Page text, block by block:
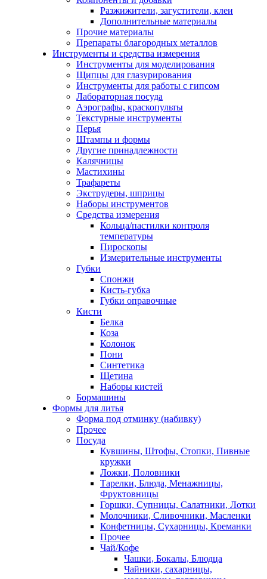
Разжижители, загустители, клеи
Дополнительные материалы
Прочие материалы
Препараты благородных металлов
Инструменты и средства измерения
Инструменты для моделирования
Щипцы для глазурирования
Инструменты для работы с гипсом
Лабораторная посуда
Аэрографы, краскопульты
Текстурные инструменты
Перья
Штампы и формы
Другие принадлежности
Калячницы
Мастихины
Трафареты
Экструдеры, шприцы
Наборы инструментов
Средства измерения
Кольца/пастилки контроля
температуры
Пироскопы
Измерительные инструменты
Губки
Спонжи
Кисть-губка
Губки оправочные
Кисти
Белка
Коза
Колонок
Пони
Синтетика
Щетина
Наборы кистей
Бормашины
Формы для литья
Форма под отминку (набивку)
Прочее
Посуда
Кувшины, Штофы, Стопки, Пивные
кружки
Ложки, Половники
Тарелки, Блюда, Менажницы,
Фруктовницы
Горшки, Супницы, Салатники, Лотки
Молочники, Сливочники, Масленки
Конфетницы, Сухарницы, Креманки
Прочее
Чай/Кофе
Чашки, Бокалы, Блюдца
Чайники, сахарницы,